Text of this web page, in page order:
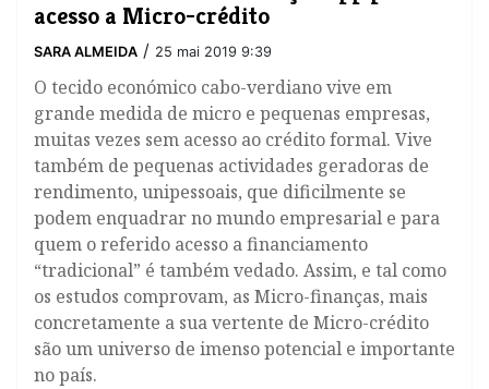
acesso a Micro-crédito
SARA ALMEIDA / 25 mai 2019 9:39
O tecido económico cabo-verdiano vive em
grande medida de micro e pequenas empresas,
muitas vezes sem acesso ao crédito formal. Vive
também de pequenas actividades geradoras de
rendimento, unipessoais, que dificilmente se
podem enquadrar no mundo empresarial e para
quem o referido acesso a financiamento
“tradicional” é também vedado. Assim, e tal como
os estudos comprovam, as Micro-finanças, mais
concretamente a sua vertente de Micro-crédito
são um universo de imenso potencial e importante
no país.